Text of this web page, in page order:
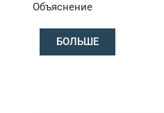
Объяснение
БОЛЬШЕ